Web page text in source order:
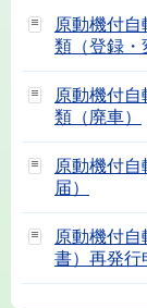
原動機付
類（登録・
原動機付
類（廃車）
原動機付
届）
原動機付
書）再発行